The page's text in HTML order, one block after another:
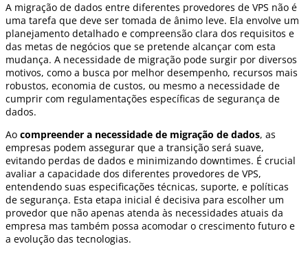
A migração de dados entre diferentes provedores de VPS não é
uma tarefa que deve ser tomada de ânimo leve. Ela envolve um
planejamento detalhado e compreensão clara dos requisitos e
das metas de negócios que se pretende alcançar com esta
mudança. A necessidade de migração pode surgir por diversos
motivos, como a busca por melhor desempenho, recursos mais
robustos, economia de custos, ou mesmo a necessidade de
cumprir com regulamentações específicas de segurança de
dados.
Ao compreender a necessidade de migração de dados, as
empresas podem assegurar que a transição será suave,
evitando perdas de dados e minimizando downtimes. É crucial
avaliar a capacidade dos diferentes provedores de VPS,
entendendo suas especificações técnicas, suporte, e políticas
de segurança. Esta etapa inicial é decisiva para escolher um
provedor que não apenas atenda às necessidades atuais da
empresa mas também possa acomodar o crescimento futuro e
a evolução das tecnologias.